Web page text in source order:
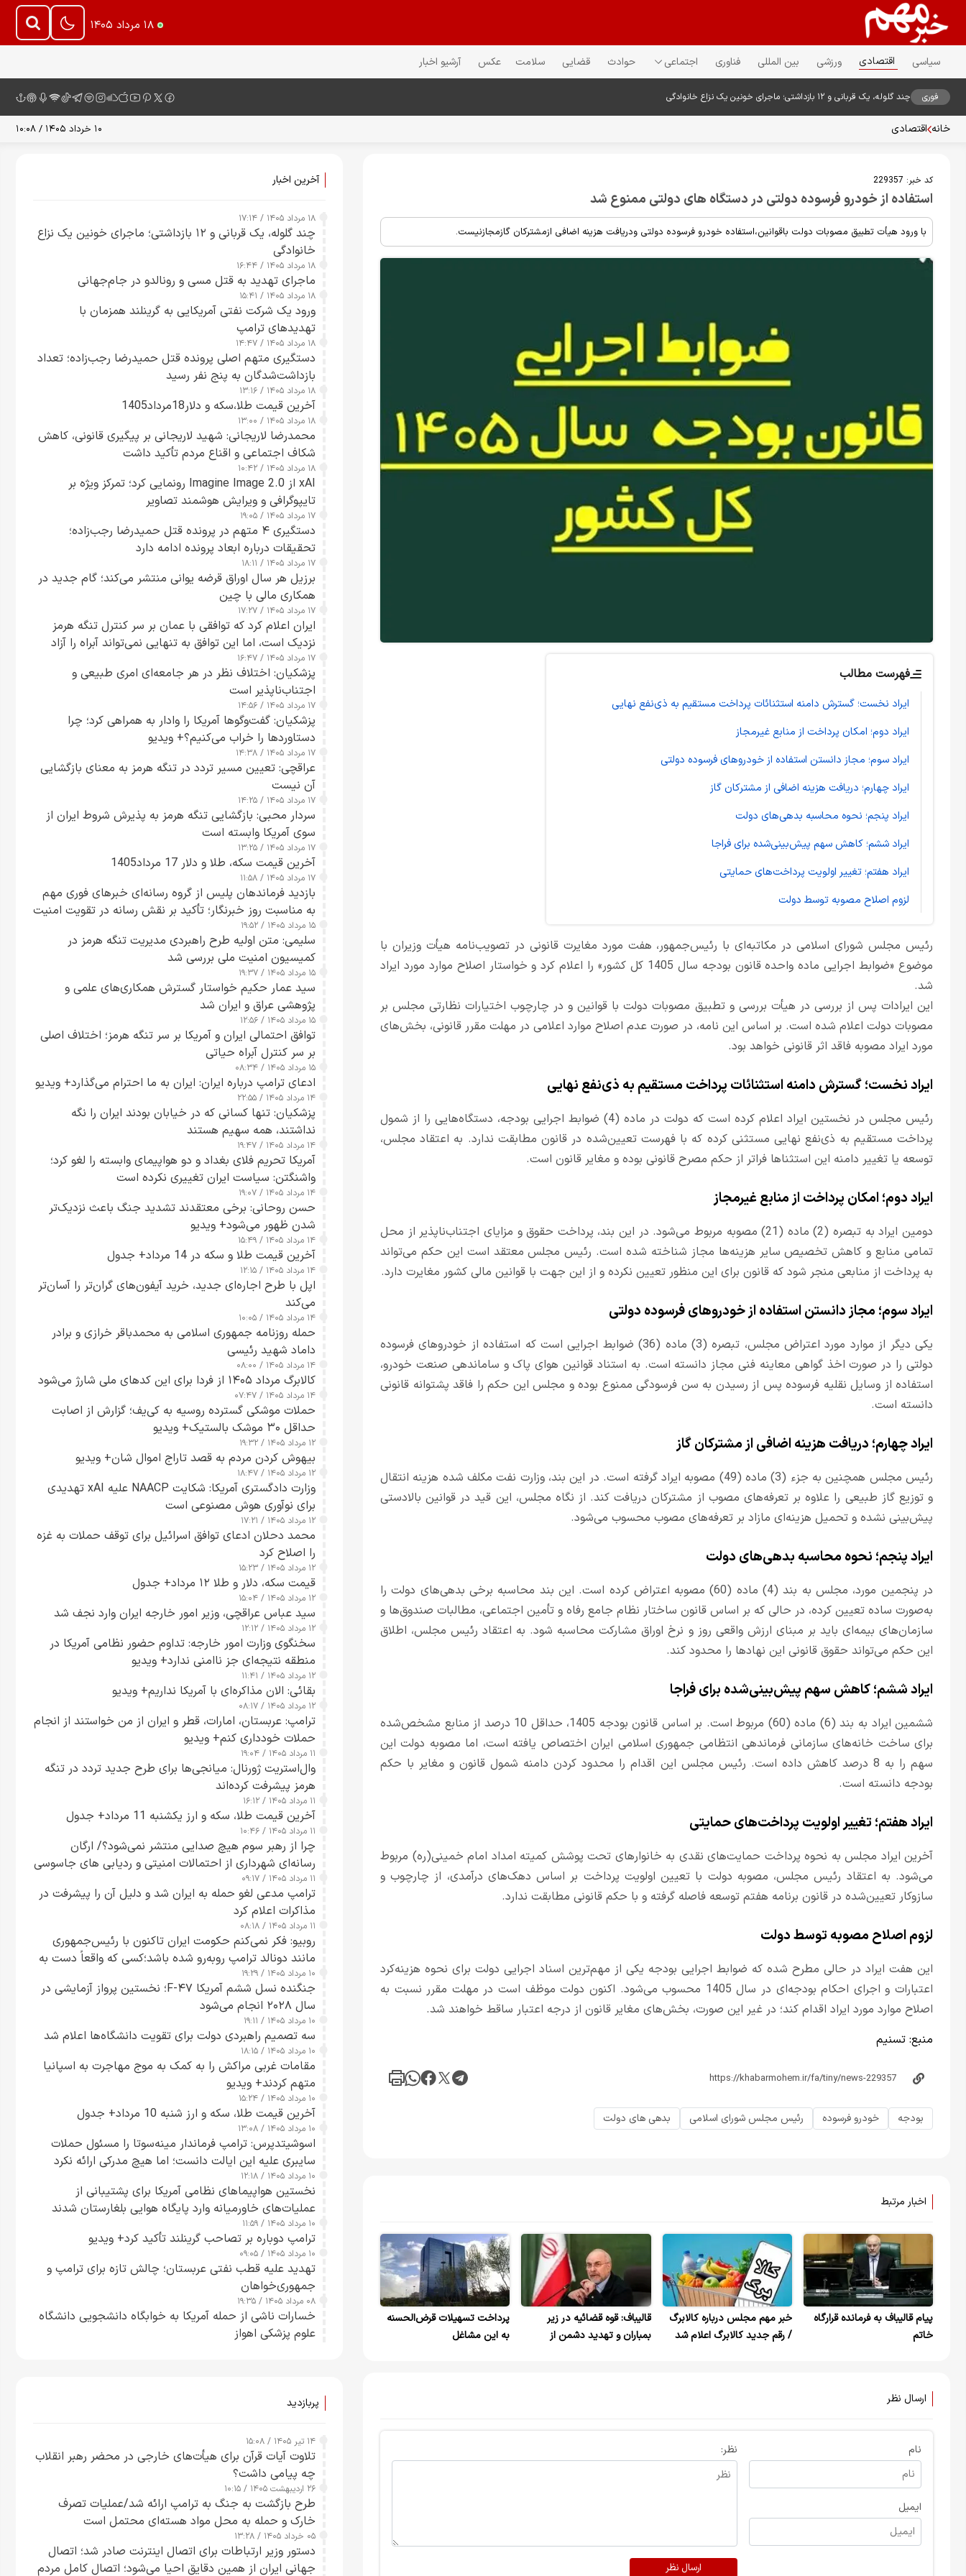
۱۸ مرداد ۱۴۰۵
سیاسی اقتصادی ورزشی بین المللی فناوری اجتماعی حوادث قضایی سلامت عکس آرشیو اخبار
فوری چند گلوله، یک قربانی و ۱۲ بازداشتی؛ ماجرای خونین یک نزاع خانوادگی
خانه اقتصادی ۱۰ خرداد ۱۴۰۵ / ۱۰:۰۸
کد خبر: 229357
استفاده از خودرو فرسوده دولتی در دستگاه های دولتی ممنوع شد
با ورود هیأت تطبیق مصوبات دولت باقوانین،استفاده خودرو فرسوده دولتی ودریافت هزینه اضافی ازمشترکان گازمجازنیست.
فهرست مطالب
ایراد نخست؛ گسترش دامنه استثنائات پرداخت مستقیم به ذی‌نفع نهایی
ایراد دوم؛ امکان پرداخت از منابع غیرمجاز
ایراد سوم؛ مجاز دانستن استفاده از خودروهای فرسوده دولتی
ایراد چهارم؛ دریافت هزینه اضافی از مشترکان گاز
ایراد پنجم؛ نحوه محاسبه بدهی‌های دولت
ایراد ششم؛ کاهش سهم پیش‌بینی‌شده برای فراجا
ایراد هفتم؛ تغییر اولویت پرداخت‌های حمایتی
لزوم اصلاح مصوبه توسط دولت
رئیس مجلس شورای اسلامی در مکاتبه‌ای با رئیس‌جمهور، هفت مورد مغایرت قانونی در تصویب‌نامه هیأت وزیران با
موضوع «ضوابط اجرایی ماده واحده قانون بودجه سال 1405 کل کشور» را اعلام کرد و خواستار اصلاح موارد مورد ایراد
شد.
این ایرادات پس از بررسی در هیأت بررسی و تطبیق مصوبات دولت با قوانین و در چارچوب اختیارات نظارتی مجلس بر
مصوبات دولت اعلام شده است. بر اساس این نامه، در صورت عدم اصلاح موارد اعلامی در مهلت مقرر قانونی، بخش‌های
مورد ایراد مصوبه فاقد اثر قانونی خواهد بود.
ایراد نخست؛ گسترش دامنه استثنائات پرداخت مستقیم به ذی‌نفع نهایی
رئیس مجلس در نخستین ایراد اعلام کرده است که دولت در ماده (4) ضوابط اجرایی بودجه، دستگاه‌هایی را از شمول
پرداخت مستقیم به ذی‌نفع نهایی مستثنی کرده که با فهرست تعیین‌شده در قانون مطابقت ندارد. به اعتقاد مجلس،
توسعه یا تغییر دامنه این استثناها فراتر از حکم مصرح قانونی بوده و مغایر قانون است.
ایراد دوم؛ امکان پرداخت از منابع غیرمجاز
دومین ایراد به تبصره (2) ماده (21) مصوبه مربوط می‌شود. در این بند، پرداخت حقوق و مزایای اجتناب‌ناپذیر از محل
تمامی منابع و کاهش تخصیص سایر هزینه‌ها مجاز شناخته شده است. رئیس مجلس معتقد است این حکم می‌تواند
به پرداخت از منابعی منجر شود که قانون برای این منظور تعیین نکرده و از این جهت با قوانین مالی کشور مغایرت دارد.
ایراد سوم؛ مجاز دانستن استفاده از خودروهای فرسوده دولتی
یکی دیگر از موارد مورد اعتراض مجلس، تبصره (3) ماده (36) ضوابط اجرایی است که استفاده از خودروهای فرسوده
دولتی را در صورت اخذ گواهی معاینه فنی مجاز دانسته است. به استناد قوانین هوای پاک و ساماندهی صنعت خودرو،
استفاده از وسایل نقلیه فرسوده پس از رسیدن به سن فرسودگی ممنوع بوده و مجلس این حکم را فاقد پشتوانه قانونی
دانسته است.
ایراد چهارم؛ دریافت هزینه اضافی از مشترکان گاز
رئیس مجلس همچنین به جزء (3) ماده (49) مصوبه ایراد گرفته است. در این بند، وزارت نفت مکلف شده هزینه انتقال
و توزیع گاز طبیعی را علاوه بر تعرفه‌های مصوب از مشترکان دریافت کند. از نگاه مجلس، این قید در قوانین بالادستی
پیش‌بینی نشده و تحمیل هزینه‌ای مازاد بر تعرفه‌های مصوب محسوب می‌شود.
ایراد پنجم؛ نحوه محاسبه بدهی‌های دولت
در پنجمین مورد، مجلس به بند (4) ماده (60) مصوبه اعتراض کرده است. این بند محاسبه برخی بدهی‌های دولت را
به‌صورت ساده تعیین کرده، در حالی که بر اساس قانون ساختار نظام جامع رفاه و تأمین اجتماعی، مطالبات صندوق‌ها و
سازمان‌های بیمه‌ای باید بر مبنای ارزش واقعی روز و نرخ اوراق مشارکت محاسبه شود. به اعتقاد رئیس مجلس، اطلاق
این حکم می‌تواند حقوق قانونی این نهادها را محدود کند.
ایراد ششم؛ کاهش سهم پیش‌بینی‌شده برای فراجا
ششمین ایراد به بند (6) ماده (60) مربوط است. بر اساس قانون بودجه 1405، حداقل 10 درصد از منابع مشخص‌شده
برای ساخت خانه‌های سازمانی فرماندهی انتظامی جمهوری اسلامی ایران اختصاص یافته است، اما مصوبه دولت این
سهم را به 8 درصد کاهش داده است. رئیس مجلس این اقدام را محدود کردن دامنه شمول قانون و مغایر با حکم
بودجه دانسته است.
ایراد هفتم؛ تغییر اولویت پرداخت‌های حمایتی
آخرین ایراد مجلس به نحوه پرداخت حمایت‌های نقدی به خانوارهای تحت پوشش کمیته امداد امام خمینی(ره) مربوط
می‌شود. به اعتقاد رئیس مجلس، مصوبه دولت با تعیین اولویت پرداخت بر اساس دهک‌های درآمدی، از چارچوب و
سازوکار تعیین‌شده در قانون برنامه هفتم توسعه فاصله گرفته و با حکم قانونی مطابقت ندارد.
لزوم اصلاح مصوبه توسط دولت
این هفت ایراد در حالی مطرح شده که ضوابط اجرایی بودجه یکی از مهم‌ترین اسناد اجرایی دولت برای نحوه هزینه‌کرد
اعتبارات و اجرای احکام بودجه‌ای در سال 1405 محسوب می‌شود. اکنون دولت موظف است در مهلت مقرر نسبت به
اصلاح موارد مورد ایراد اقدام کند؛ در غیر این صورت، بخش‌های مغایر قانون از درجه اعتبار ساقط خواهند شد.
منبع: تسنیم
بودجه خودرو فرسوده رئیس مجلس شورای اسلامی بدهی های دولت
اخبار مرتبط
پیام قالیباف به فرمانده قرارگاه
خاتم‌
خبر مهم مجلس درباره کالابرگ
/ رقم جدید کالابرگ اعلام شد
قالیباف: قوه قضائیه در زیر
بمباران و تهدید دشمن از
پرداخت تسهیلات قرض‌الحسنه
به این مشاغل
ارسال نظر
نام
ایمیل
نظر:
ارسال نظر
آخرین اخبار
۱۸ مرداد ۱۴۰۵ / ۱۷:۱۴
چند گلوله، یک قربانی و ۱۲ بازداشتی؛ ماجرای خونین یک نزاع
خانوادگی
۱۸ مرداد ۱۴۰۵ / ۱۶:۴۴
ماجرای تهدید به قتل مسی و رونالدو در جام‌جهانی
۱۸ مرداد ۱۴۰۵ / ۱۵:۴۱
ورود یک شرکت نفتی آمریکایی به گرینلند همزمان با
تهدیدهای ترامپ
۱۸ مرداد ۱۴۰۵ / ۱۴:۴۷
دستگیری متهم اصلی پرونده قتل حمیدرضا رجب‌زاده؛ تعداد
بازداشت‌شدگان به پنج نفر رسید
۱۸ مرداد ۱۴۰۵ / ۱۳:۱۶
آخرین قیمت طلا،سکه و دلار18مرداد1405
۱۸ مرداد ۱۴۰۵ / ۱۳:۰۰
محمدرضا لاریجانی: شهید لاریجانی بر پیگیری قانونی، کاهش
شکاف اجتماعی و اقناع مردم تأکید داشت
۱۸ مرداد ۱۴۰۵ / ۱۰:۴۲
xAI از Imagine Image 2.0 رونمایی کرد؛ تمرکز ویژه بر
تایپوگرافی و ویرایش هوشمند تصاویر
۱۷ مرداد ۱۴۰۵ / ۱۹:۰۵
دستگیری ۴ متهم در پرونده قتل حمیدرضا رجب‌زاده؛
تحقیقات درباره ابعاد پرونده ادامه دارد
۱۷ مرداد ۱۴۰۵ / ۱۸:۱۱
برزیل هر سال اوراق قرضه یوانی منتشر می‌کند؛ گام جدید در
همکاری مالی با چین
۱۷ مرداد ۱۴۰۵ / ۱۷:۲۷
ایران اعلام کرد که توافقی با عمان بر سر کنترل تنگه هرمز
نزدیک است، اما این توافق به تنهایی نمی‌تواند آبراه را آزاد
کند
۱۷ مرداد ۱۴۰۵ / ۱۶:۴۷
پزشکیان: اختلاف نظر در هر جامعه‌ای امری طبیعی و
اجتناب‌ناپذیر است
۱۷ مرداد ۱۴۰۵ / ۱۴:۵۶
پزشکیان: گفت‌وگوها آمریکا را وادار به همراهی کرد؛ چرا
دستاوردها را خراب می‌کنیم؟+ ویدیو
۱۷ مرداد ۱۴۰۵ / ۱۴:۳۸
عراقچی: تعیین مسیر تردد در تنگه هرمز به معنای بازگشایی
آن نیست
۱۷ مرداد ۱۴۰۵ / ۱۴:۲۵
سردار محبی: بازگشایی تنگه هرمز به پذیرش شروط ایران از
سوی آمریکا وابسته است
۱۷ مرداد ۱۴۰۵ / ۱۳:۲۵
آخرین قیمت سکه، طلا و دلار 17 مرداد1405
۱۷ مرداد ۱۴۰۵ / ۱۱:۵۸
بازدید فرماندهان پلیس از گروه رسانه‌ای خبرهای فوری مهم
به مناسبت روز خبرنگار؛ تأکید بر نقش رسانه در تقویت امنیت
و اعتماد عمومی
۱۵ مرداد ۱۴۰۵ / ۱۹:۵۲
سلیمی: متن اولیه طرح راهبردی مدیریت تنگه هرمز در
کمیسیون امنیت ملی بررسی شد
۱۵ مرداد ۱۴۰۵ / ۱۹:۳۷
سید عمار حکیم خواستار گسترش همکاری‌های علمی و
پژوهشی عراق و ایران شد
۱۵ مرداد ۱۴۰۵ / ۱۲:۵۶
توافق احتمالی ایران و آمریکا بر سر تنگه هرمز؛ اختلاف اصلی
بر سر کنترل آبراه حیاتی
۱۵ مرداد ۱۴۰۵ / ۰۸:۳۴
ادعای ترامپ درباره ایران: ایران به ما احترام می‌گذارد+ ویدیو
۱۴ مرداد ۱۴۰۵ / ۲۲:۵۵
پزشکیان: تنها کسانی که در خیابان بودند ایران را نگه
نداشتند، همه سهیم هستند
۱۴ مرداد ۱۴۰۵ / ۱۹:۴۷
آمریکا تحریم فلای بغداد و دو هواپیمای وابسته را لغو کرد؛
واشنگتن: سیاست ایران تغییری نکرده است
۱۴ مرداد ۱۴۰۵ / ۱۹:۰۷
حسن روحانی: برخی معتقدند تشدید جنگ باعث نزدیک‌تر
شدن ظهور می‌شود+ ویدیو
۱۴ مرداد ۱۴۰۵ / ۱۵:۴۹
آخرین قیمت طلا و سکه در 14 مرداد+ جدول
۱۴ مرداد ۱۴۰۵ / ۱۲:۱۵
اپل با طرح اجاره‌ای جدید، خرید آیفون‌های گران‌تر را آسان‌تر
می‌کند
۱۴ مرداد ۱۴۰۵ / ۱۰:۰۵
حمله روزنامه جمهوری اسلامی به محمدباقر خرازی و برادر
داماد شهید رئیسی
۱۴ مرداد ۱۴۰۵ / ۰۸:۰۰
کالابرگ مرداد ۱۴۰۵ از فردا برای این کدهای ملی شارژ می‌شود
۱۴ مرداد ۱۴۰۵ / ۰۷:۴۷
حملات موشکی گسترده روسیه به کی‌یف؛ گزارش از اصابت
حداقل ۳۰ موشک بالستیک+ ویدیو
۱۲ مرداد ۱۴۰۵ / ۱۹:۳۲
بیهوش کردن مردم به قصد تاراج اموال شان+ ویدیو
۱۲ مرداد ۱۴۰۵ / ۱۸:۴۷
وزارت دادگستری آمریکا: شکایت NAACP علیه xAI تهدیدی
برای نوآوری هوش مصنوعی است
۱۲ مرداد ۱۴۰۵ / ۱۷:۲۱
محمد دحلان ادعای توافق اسرائیل برای توقف حملات به غزه
را اصلاح کرد
۱۲ مرداد ۱۴۰۵ / ۱۵:۲۳
قیمت سکه، دلار و طلا ۱۲ مرداد+ جدول
۱۲ مرداد ۱۴۰۵ / ۱۵:۰۴
سید عباس عراقچی، وزیر امور خارجه ایران وارد نجف شد
۱۲ مرداد ۱۴۰۵ / ۱۲:۱۲
سخنگوی وزارت امور خارجه: تداوم حضور نظامی آمریکا در
منطقه نتیجه‌ای جز ناامنی ندارد+ ویدیو
۱۲ مرداد ۱۴۰۵ / ۱۱:۴۱
بقائی: الان مذاکره‌ای با آمریکا نداریم+ ویدیو
۱۲ مرداد ۱۴۰۵ / ۰۸:۱۷
ترامپ: عربستان، امارات، قطر و ایران از من خواستند از انجام
حملات خودداری کنم+ ویدیو
۱۱ مرداد ۱۴۰۵ / ۱۹:۰۴
وال‌استریت ژورنال: میانجی‌ها برای طرح جدید تردد در تنگه
هرمز پیشرفت کرده‌اند
۱۱ مرداد ۱۴۰۵ / ۱۶:۱۲
آخرین قیمت طلا، سکه و ارز یکشنبه 11 مرداد+ جدول
۱۱ مرداد ۱۴۰۵ / ۱۰:۴۶
چرا از رهبر سوم هیچ صدایی منتشر نمی‌شود؟/ ارگان
رسانه‌ای شهرداری از احتمالات امنیتی و ردیابی های جاسوسی
گفت
۱۱ مرداد ۱۴۰۵ / ۰۹:۱۷
ترامپ مدعی لغو حمله به ایران شد و دلیل آن را پیشرفت در
مذاکرات اعلام کرد
۱۱ مرداد ۱۴۰۵ / ۰۸:۱۸
روبیو: فکر نمی‌کنم حکومت ایران تاکنون با رئیس‌جمهوری
مانند دونالد ترامپ روبه‌رو شده باشد؛کسی که واقعاً دست به
اقدام می‌زند
۱۰ مرداد ۱۴۰۵ / ۱۹:۲۹
جنگنده نسل ششم آمریکا F-۴۷؛ نخستین پرواز آزمایشی در
سال ۲۰۲۸ انجام می‌شود
۱۰ مرداد ۱۴۰۵ / ۱۹:۱۱
سه تصمیم راهبردی دولت برای تقویت دانشگاه‌ها اعلام شد
۱۰ مرداد ۱۴۰۵ / ۱۸:۱۵
مقامات غربی مراکش را به کمک به موج مهاجرت به اسپانیا
متهم کردند+ ویدیو
۱۰ مرداد ۱۴۰۵ / ۱۵:۲۴
آخرین قیمت طلا، سکه و ارز شنبه 10 مرداد+ جدول
۱۰ مرداد ۱۴۰۵ / ۱۳:۰۸
اسوشیتدپرس: ترامپ فرماندار مینه‌سوتا را مسئول حملات
سایبری علیه این ایالت دانست؛ اما هیچ مدرکی ارائه نکرد
۱۰ مرداد ۱۴۰۵ / ۱۲:۱۸
نخستین هواپیماهای نظامی آمریکا برای پشتیبانی از
عملیات‌های خاورمیانه وارد پایگاه هوایی بلغارستان شدند
۱۰ مرداد ۱۴۰۵ / ۱۱:۵۹
ترامپ دوباره بر تصاحب گرینلند تأکید کرد+ ویدیو
۱۰ مرداد ۱۴۰۵ / ۰۹:۰۵
تهدید علیه قطب نفتی عربستان؛ چالش تازه برای ترامپ و
جمهوری‌خواهان
۰۸ مرداد ۱۴۰۵ / ۱۹:۳۵
خسارات ناشی از حمله آمریکا به خوابگاه دانشجویی دانشگاه
علوم پزشکی اهواز
پربازدید
۱۴ تیر ۱۴۰۵ / ۱۵:۰۸
تلاوت آیات قرآن برای هیأت‌های خارجی در محضر رهبر انقلاب
چه پیامی داشت؟
۲۶ اردیبهشت ۱۴۰۵ / ۱۰:۱۵
طرح‌ بازگشت به جنگ به ترامپ ارائه شد/عملیات تصرف
خارک و حمله به محل مواد هسته‌ای محتمل است
۰۵ خرداد ۱۴۰۵ / ۱۳:۲۸
دستور وزیر ارتباطات برای اتصال اینترنت صادر شد؛ اتصال
جهانی ایران از همین دقایق احیا می‌شود؛ اتصال کامل مردم